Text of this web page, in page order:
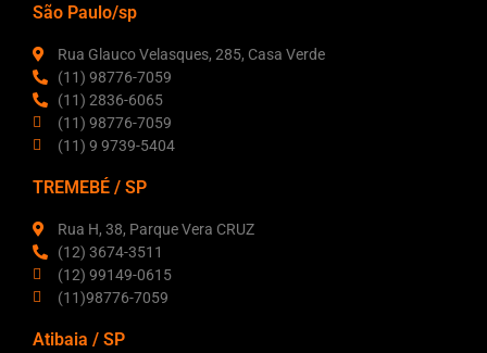
São Paulo/sp
Rua Glauco Velasques, 285, Casa Verde
(11) 98776-7059
(11) 2836-6065
(11) 98776-7059
(11) 9 9739-5404
TREMEBÉ / SP
Rua H, 38, Parque Vera CRUZ
(12) 3674-3511
(12) 99149-0615
(11)98776-7059
Atibaia / SP